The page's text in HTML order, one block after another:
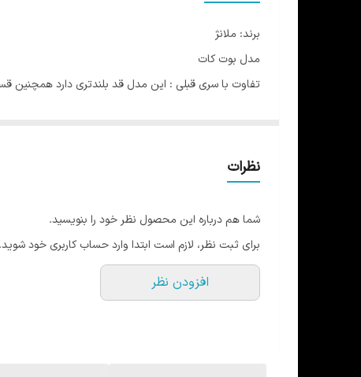
برند: ملانژ
مدل بوت کات
تفاوت با سری قبلی : این مدل قد بلندتری دارد همچنین
قد 107
ضد حساسیت
مقاوم در برابر شستشو
مناسب استفاده روزمره و انواع ورزش ها
تن خور فوق العاده جذاب
نظرات
شما هم درباره این محصول نظر خود را بنویسید.
برای ثبت نظر، لازم است ابتدا وارد حساب کاربری خود شوید.
افزودن نظر